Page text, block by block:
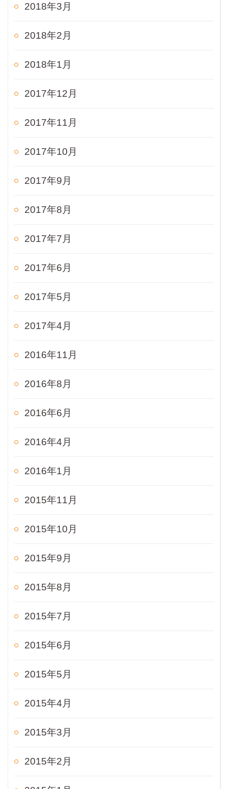
2018年3月
2018年2月
2018年1月
2017年12月
2017年11月
2017年10月
2017年9月
2017年8月
2017年7月
2017年6月
2017年5月
2017年4月
2016年11月
2016年8月
2016年6月
2016年4月
2016年1月
2015年11月
2015年10月
2015年9月
2015年8月
2015年7月
2015年6月
2015年5月
2015年4月
2015年3月
2015年2月